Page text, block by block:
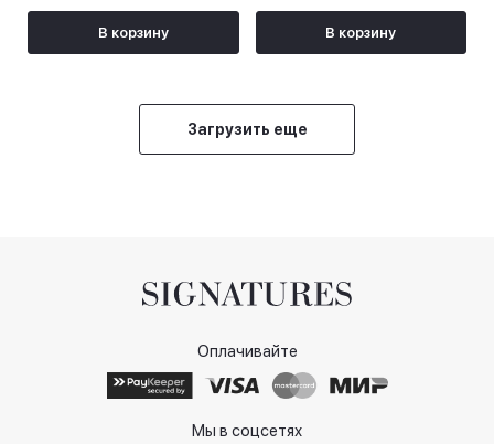
В корзину В корзину
Загрузить еще
Оплачивайте
Мы в соцсетях